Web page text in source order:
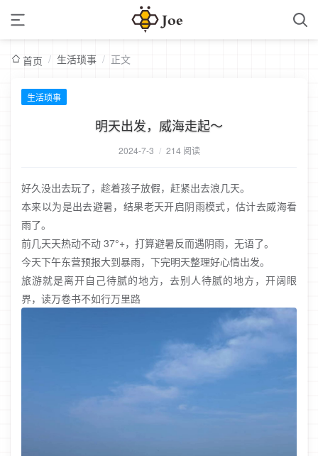
首页 / 生活琐事 / 正文
生活琐事
明天出发，威海走起～
2024-7-3 / 214 阅读
好久没出去玩了，趁着孩子放假，赶紧出去浪几天。
本来以为是出去避暑，结果老天开启阴雨模式，估计去威海看
雨了。
前几天天热动不动 37°+，打算避暑反而遇阴雨，无语了。
今天下午东营预报大到暴雨，下完明天整理好心情出发。
旅游就是离开自己待腻的地方，去别人待腻的地方，开阔眼
界，读万卷书不如行万里路